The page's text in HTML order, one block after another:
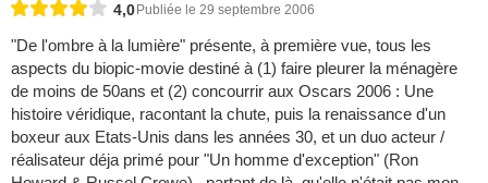
4,0 Publiée le 29 septembre 2006
"De l'ombre à la lumière" présente, à première vue, tous les
aspects du biopic-movie destiné à (1) faire pleurer la ménagère
de moins de 50ans et (2) concourrir aux Oscars 2006 : Une
histoire véridique, racontant la chute, puis la renaissance d'un
boxeur aux Etats-Unis dans les années 30, et un duo acteur /
réalisateur déja primé pour "Un homme d'exception" (Ron